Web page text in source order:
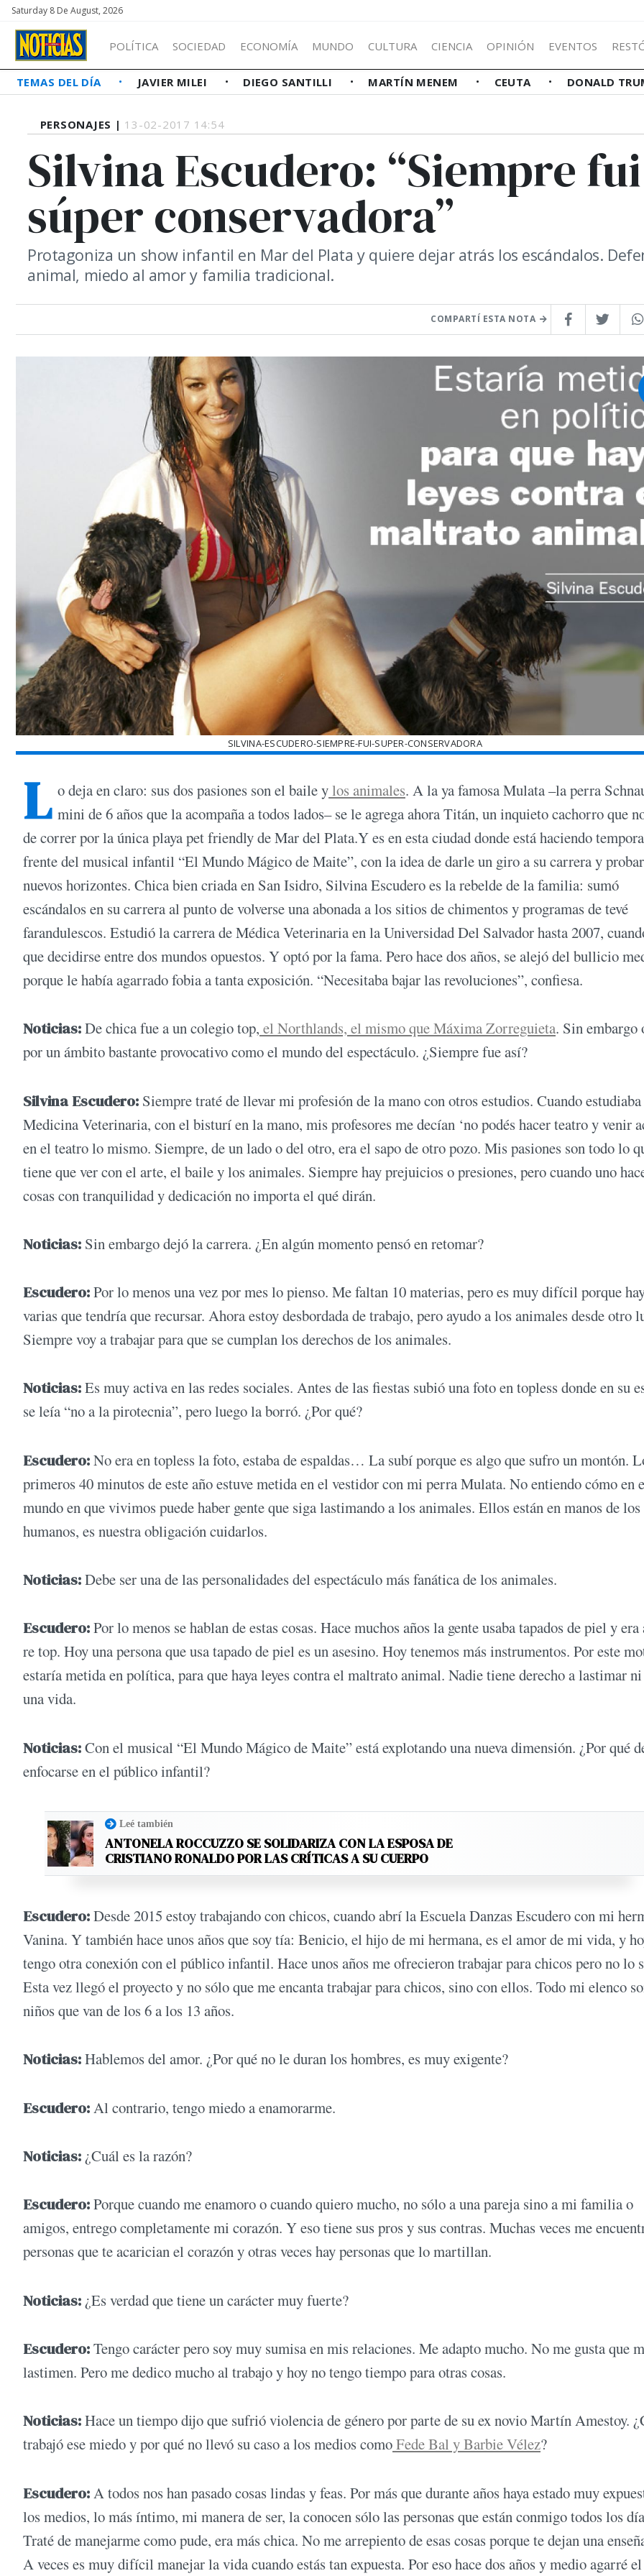
Saturday 8 De August, 2026
POLÍTICA SOCIEDAD ECONOMÍA MUNDO CULTURA CIENCIA OPINIÓN EVENTOS
TEMAS DEL DÍA JAVIER MILEI DIEGO SANTILLI MARTÍN MENEM CEUTA DONALD
PERSONAJES | 13-02-2017 14:54
Silvina Escudero: “Siempre fui
súper conservadora”
Protagoniza un show infantil en Mar del Plata y quiere dejar atrás los escándalos.
animal, miedo al amor y familia tradicional.
COMPARTÍ ESTA NOTA
SILVINA-ESCUDERO-SIEMPRE-FUI-SUPER-CONSERVADORA
L o deja en claro: sus dos pasiones son el baile ylos animales. A la ya famosa Mulata –la perra
mini de 6 años que la acompaña a todos lados– se le agrega ahora Titán, un inquieto cachorro que
de correr por la única playa pet friendly de Mar del Plata.Y es en esta ciudad donde está haciendo
frente del musical infantil “El Mundo Mágico de Maite”, con la idea de darle un giro a su carrera y probar
nuevos horizontes. Chica bien criada en San Isidro, Silvina Escudero es la rebelde de la familia: sumó
escándalos en su carrera al punto de volverse una abonada a los sitios de chimentos y programas de tevé
farandulescos. Estudió la carrera de Médica Veterinaria en la Universidad Del Salvador hasta 2007,
que decidirse entre dos mundos opuestos. Y optó por la fama. Pero hace dos años, se alejó del bullicio
porque le había agarrado fobia a tanta exposición. “Necesitaba bajar las revoluciones”, confiesa.
Noticias:De chica fue a un colegio top, el Northlands, el mismo que Máxima Zorreguieta. Sin embargo
por un ámbito bastante provocativo como el mundo del espectáculo. ¿Siempre fue así?
Silvina Escudero: Siempre traté de llevar mi profesión de la mano con otros estudios. Cuando estudiaba
Medicina Veterinaria, con el bisturí en la mano, mis profesores me decían ‘no podés hacer teatro y venir
en el teatro lo mismo. Siempre, de un lado o del otro, era el sapo de otro pozo. Mis pasiones son todo lo
tiene que ver con el arte, el baile y los animales. Siempre hay prejuicios o presiones, pero cuando uno
cosas con tranquilidad y dedicación no importa el qué dirán.
Noticias: Sin embargo dejó la carrera. ¿En algún momento pensó en retomar?
Escudero:Por lo menos una vez por mes lo pienso. Me faltan 10 materias, pero es muy difícil porque
varias que tendría que recursar. Ahora estoy desbordada de trabajo, pero ayudo a los animales desde otro
Siempre voy a trabajar para que se cumplan los derechos de los animales.
Noticias:Es muy activa en las redes sociales. Antes de las fiestas subió una foto en topless donde en su
se leía “no a la pirotecnia”, pero luego la borró. ¿Por qué?
Escudero:No era en topless la foto, estaba de espaldas… La subí porque es algo que sufro un montón.
primeros 40 minutos de este año estuve metida en el vestidor con mi perra Mulata. No entiendo cómo en
mundo en que vivimos puede haber gente que siga lastimando a los animales. Ellos están en manos de los
humanos, es nuestra obligación cuidarlos.
Noticias:Debe ser una de las personalidades del espectáculo más fanática de los animales.
Escudero:Por lo menos se hablan de estas cosas. Hace muchos años la gente usaba tapados de piel y
re top. Hoy una persona que usa tapado de piel es un asesino. Hoy tenemos más instrumentos. Por este
estaría metida en política, para que haya leyes contra el maltrato animal. Nadie tiene derecho a lastimar
una vida.
Noticias:Con el musical “El Mundo Mágico de Maite” está explotando una nueva dimensión. ¿Por qué
enfocarse en el público infantil?
Leé también
ANTONELA ROCCUZZO SE SOLIDARIZA CON LA ESPOSA DE
CRISTIANO RONALDO POR LAS CRÍTICAS A SU CUERPO
Escudero:Desde 2015 estoy trabajando con chicos, cuando abrí la Escuela Danzas Escudero con mi
Vanina. Y también hace unos años que soy tía: Benicio, el hijo de mi hermana, es el amor de mi vida, y
tengo otra conexión con el público infantil. Hace unos años me ofrecieron trabajar para chicos pero no lo
Esta vez llegó el proyecto y no sólo que me encanta trabajar para chicos, sino con ellos. Todo mi elenco
niños que van de los 6 a los 13 años.
Noticias:Hablemos del amor. ¿Por qué no le duran los hombres, es muy exigente?
Escudero:Al contrario, tengo miedo a enamorarme.
Noticias: ¿Cuál es la razón?
Escudero:Porque cuando me enamoro o cuando quiero mucho, no sólo a una pareja sino a mi familia o
amigos, entrego completamente mi corazón. Y eso tiene sus pros y sus contras. Muchas veces me
personas que te acarician el corazón y otras veces hay personas que lo martillan.
Noticias: ¿Es verdad que tiene un carácter muy fuerte?
Escudero:Tengo carácter pero soy muy sumisa en mis relaciones. Me adapto mucho. No me gusta que
lastimen. Pero me dedico mucho al trabajo y hoy no tengo tiempo para otras cosas.
Noticias:Hace un tiempo dijo que sufrió violencia de género por parte de su ex novio Martín Amestoy.
trabajó ese miedo y por qué no llevó su caso a los medios comoFede Bal y Barbie Vélez?
Escudero:A todos nos han pasado cosas lindas y feas. Por más que durante años haya estado muy
los medios, lo más íntimo, mi manera de ser, la conocen sólo las personas que están conmigo todos los
Traté de manejarme como pude, era más chica. No me arrepiento de esas cosas porque te dejan una
A veces es muy difícil manejar la vida cuando estás tan expuesta. Por eso hace dos años y medio agarré